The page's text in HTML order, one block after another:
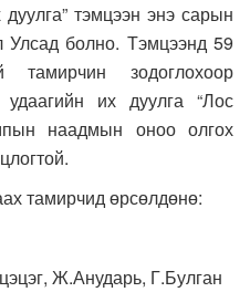
тэмцээн энэ сарын
Улсад болно. Тэмцээнд 59
зодоглохоор
их дуулга “Лос
наадмын оноо олгох
тамирчид өрсөлдөнө:
Ж.Анударь, Г.Булган